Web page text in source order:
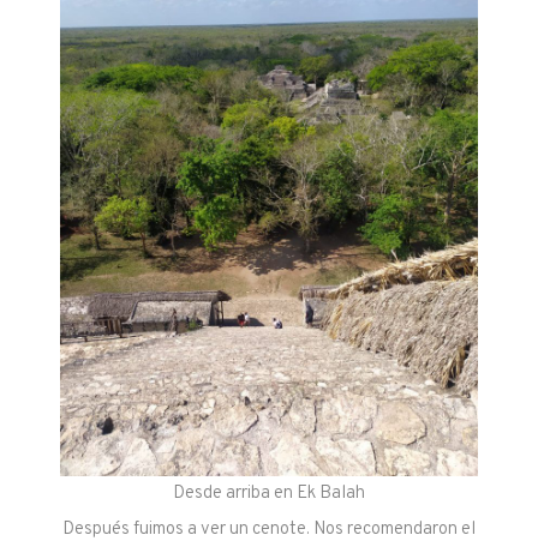
Desde arriba en Ek Balah
Después fuimos a ver un cenote. Nos recomendaron el